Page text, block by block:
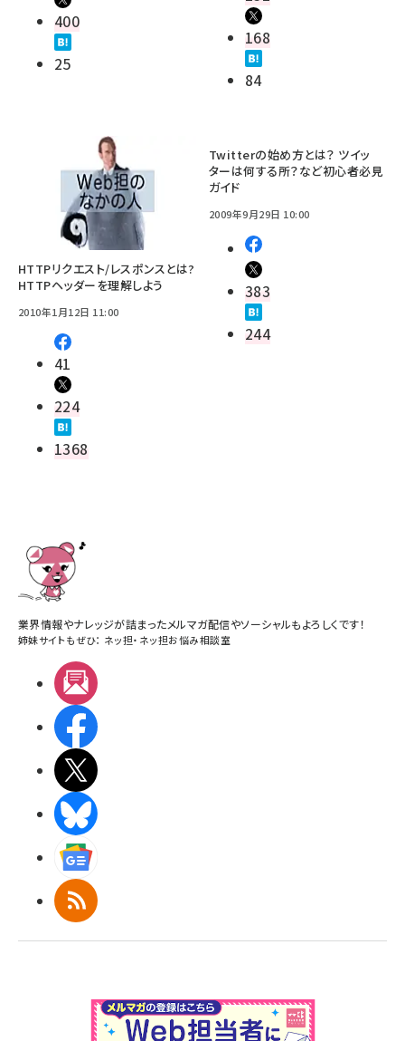
400
25
168
84
HTTPリクエスト/レスポンスとは?
HTTPヘッダーを理解しよう
2010年1月12日 11:00
41
224
1368
Twitterの始め方とは？ ツイッ
ターは何する所？など初心者必見
ガイド
2009年9月29日 10:00
383
244
業界情報やナレッジが詰まったメルマガ配信やソーシャルもよろしくです！
姉妹サイトもぜひ： ネッ担・ ネッ担お悩み相談室
RSS